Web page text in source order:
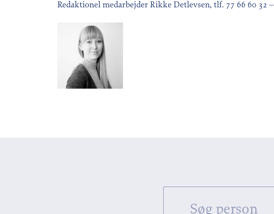
Redaktionel medarbejder Rikke Detlevsen, tlf. 77 66 60 32 –